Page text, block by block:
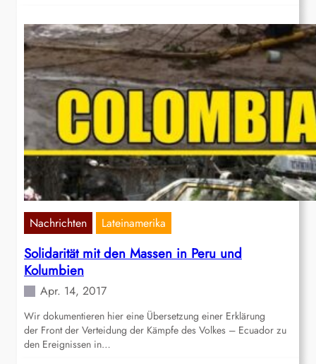
Nachrichten Lateinamerika
Solidarität mit den Massen in Peru und
Kolumbien
Apr. 14, 2017
Wir dokumentieren hier eine Übersetzung einer Erklärung
der Front der Verteidung der Kämpfe des Volkes – Ecuador zu
den Ereignissen in…